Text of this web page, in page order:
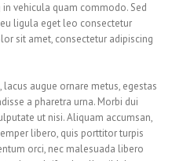
vehicula quam commodo. Sed
ligula eget leo consectetur
sit amet, consectetur adipiscing
augue ornare metus, egestas
a pharetra urna. Morbi dui
ut nisi. Aliquam accumsan,
libero, quis porttitor turpis
orci, nec malesuada libero